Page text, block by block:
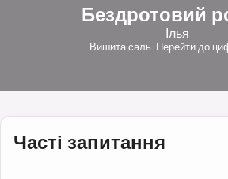
Бездротовий
Ілья
Вишита саль. Перейти до
Часті запитання